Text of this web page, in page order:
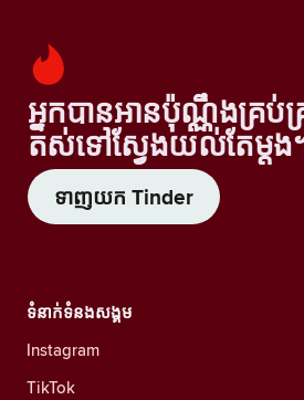
អ្នកបានអានប៉ុណ្ណឹងគ្រប់
តស់ទៅស្វែងយល់តែម្តង
ទាញយក Tinder
ទំនាក់ទំនងសង្គម
Instagram
TikTok